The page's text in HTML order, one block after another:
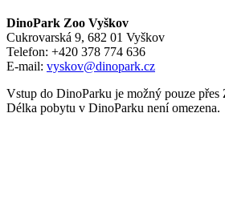
DinoPark Zoo Vyškov
Cukrovarská 9, 682 01 Vyškov
Telefon: +420 378 774 636
E-mail: vyskov@dinopark.cz
Vstup do DinoParku je možný pouze
Délka pobytu v DinoParku není omezena.